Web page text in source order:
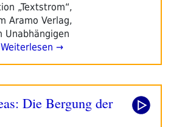
„Textstrom“,
Aramo Verlag,
Unabhängigen
Weiterlesen →
Die Bergung der